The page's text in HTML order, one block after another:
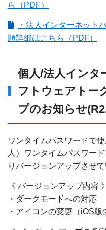
ら（PDF）
・法人インターネット
順詳細はこちら（PDF）
個人/法人インタ
フトウェアト
プのお知らせ
ワンタイムパスワードで
人）ワンタイムパスワー
りバージョンアップさせて
《 バージョンアップ内容 》
・ダークモードへの対応
・アイコンの変更（iOS版